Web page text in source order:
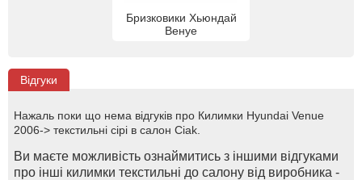
Бризковики Хьюндай
Венуе
Відгуки
Нажаль поки що нема відгуків про Килимки Hyundai Venue
2006-> текстильні сірі в салон Ciak.
Ви маєте можливість ознаймитись з іншими відгуками
про інші килимки текстильні до салону від виробника -